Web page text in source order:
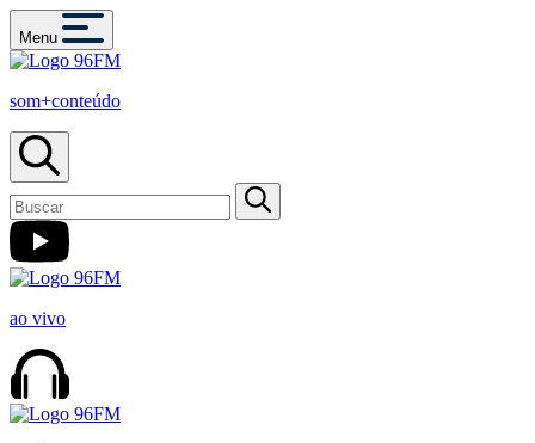
Menu
som+conteúdo
ao vivo